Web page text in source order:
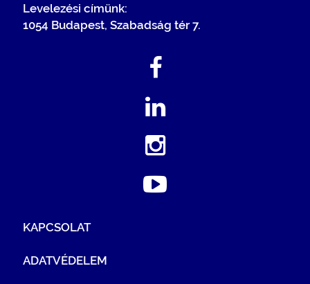
Levelezési címünk:
1054 Budapest, Szabadság tér 7.
KAPCSOLAT
ADATVÉDELEM